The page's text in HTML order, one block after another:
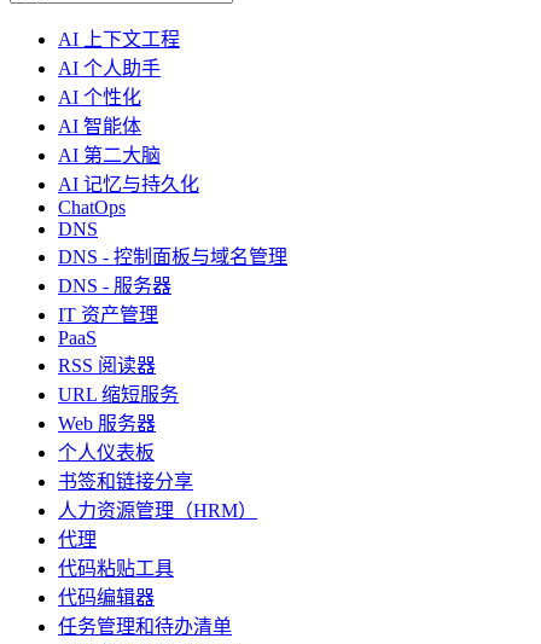
AI 上下文工程
AI 个人助手
AI 个性化
AI 智能体
AI 第二大脑
AI 记忆与持久化
ChatOps
DNS
DNS - 控制面板与域名管理
DNS - 服务器
IT 资产管理
PaaS
RSS 阅读器
URL 缩短服务
Web 服务器
个人仪表板
书签和链接分享
人力资源管理（HRM）
代理
代码粘贴工具
代码编辑器
任务管理和待办清单